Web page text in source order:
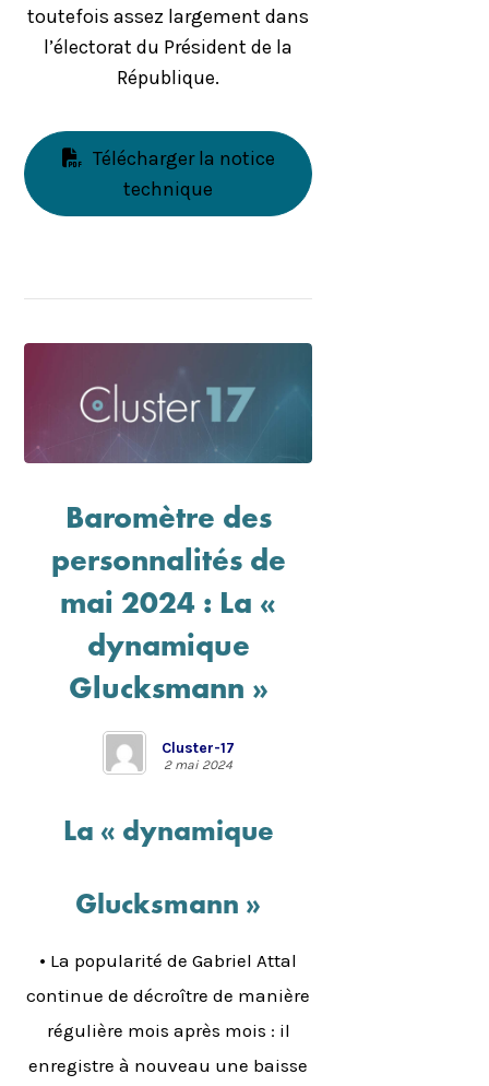
toutefois assez largement dans
l’électorat du Président de la
République.
Télécharger la notice
technique
Baromètre des
personnalités de
mai 2024 : La «
dynamique
Glucksmann »
Cluster-17
2 mai 2024
La « dynamique
Glucksmann »
• La popularité de Gabriel Attal
continue de décroître de manière
régulière mois après mois : il
enregistre à nouveau une baisse